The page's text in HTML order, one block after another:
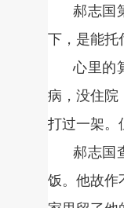
郝志国
下，是能托
心里的
病，没住院
打过一架。
郝志国
饭。他故作